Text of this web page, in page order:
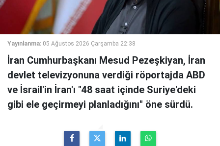
Yayınlanma: 05 Ağustos 2026 Çarşamba 22:38
İran Cumhurbaşkanı Mesud Pezeşkiyan, İran
devlet televizyonuna verdiği röportajda ABD
ve İsrail'in İran'ı "48 saat içinde Suriye'deki
gibi ele geçirmeyi planladığını" öne sürdü.